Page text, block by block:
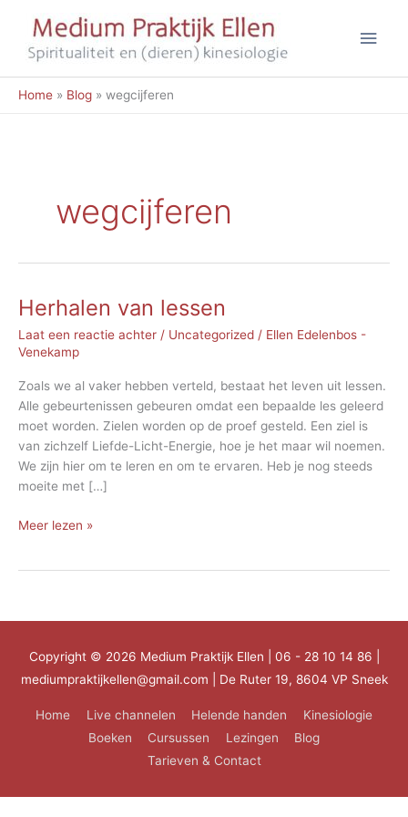
Home Blog wegcijferen
wegcijferen
Herhalen van lessen
Laat een reactie achter / Uncategorized / Ellen Edelenbos -
Venekamp
Zoals we al vaker hebben verteld, bestaat het leven uit lessen.
Alle gebeurtenissen gebeuren omdat een bepaalde les geleerd
moet worden. Zielen worden op de proef gesteld. Een ziel is
van zichzelf Liefde-Licht-Energie, hoe je het maar wil noemen.
We zijn hier om te leren en om te ervaren. Heb je nog steeds
moeite met […]
Herhalen
Meer lezen »
Copyright © 2026 Medium Praktijk Ellen | 06 - 28 10 14 86 |
mediumpraktijkellen@gmail.com | De Ruter 19, 8604 VP Sneek
Home Live channelen Helende handen
Kinesiologie
Boeken
Cursussen Lezingen
Blog
Tarieven & Contact